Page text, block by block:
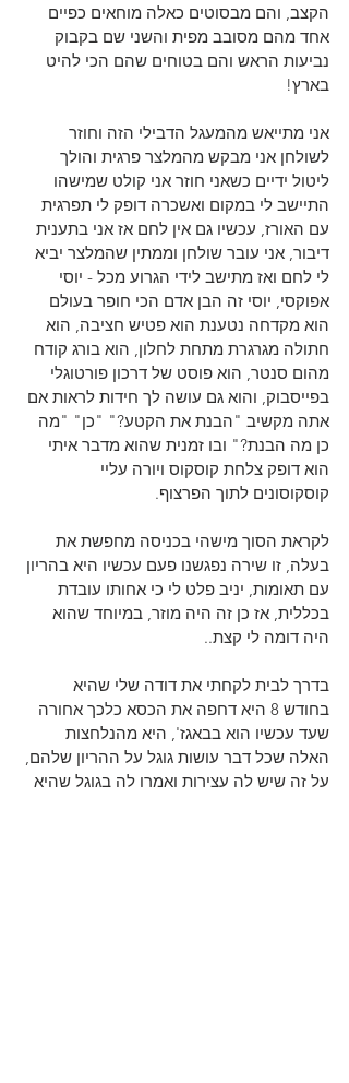
הקצב, והם מבסוטים כאלה מוחאים כפיים
אחד מהם מסובב מפית והשני שם בקבוק
נביעות הראש והם בטוחים שהם הכי להיט
בארץ!
אני מתייאש מהמעגל הדבילי הזה וחוזר
לשולחן אני מבקש מהמלצר פרגית והולך
ליטול ידיים כשאני חוזר אני קולט שמישהו
התיישב לי במקום ואשכרה דופק לי תפרגית
עם האורז, עכשיו גם אין לחם אז אני בתענית
דיבור, אני עובר שולחן וממתין שהמלצר יביא
לי לחם ואז מתישב לידי הגרוע מכל - יוסי
אפוקסי, יוסי זה הבן אדם הכי חופר בעולם
הוא מקדחה נטענת הוא פטיש חציבה, הוא
חתולה מגרגרת מתחת לחלון, הוא בורג קודח
מהום סנטר, הוא פוסט של דרכון פורטוגלי
בפייסבוק, והוא גם עושה לך חידות לראות אם
אתה מקשיב "הבנת את הקטע?" "כן" "מה
כן מה הבנת?" ובו זמנית שהוא מדבר איתי
הוא דופק צלחת קוסקוס ויורה עליי
קוסקוסונים לתוך הפרצוף.
לקראת הסוך מישהי בכניסה מחפשת את
בעלה, זו שירה נפגשנו פעם עכשיו היא בהריון
עם תאומות, יניב פלט לי כי אחותו עובדת
בכללית, אז כן זה היה מוזר, במיוחד שהוא
היה דומה לי קצת..
בדרך לבית לקחתי את דודה שלי שהיא
בחודש 8 היא דחפה את הכסא כלכך אחורה
שעד עכשיו הוא בבאגז', היא מהנלחצות
האלה שכל דבר עושות גוגל על ההריון שלהם,
על זה שיש לה עצירות ואמרו לה בגוגל שהיא